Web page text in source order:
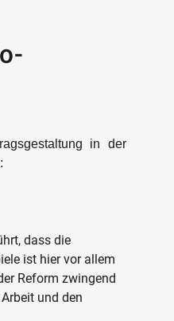
in der
dass die
ist hier vor allem
Reform zwingend
und den